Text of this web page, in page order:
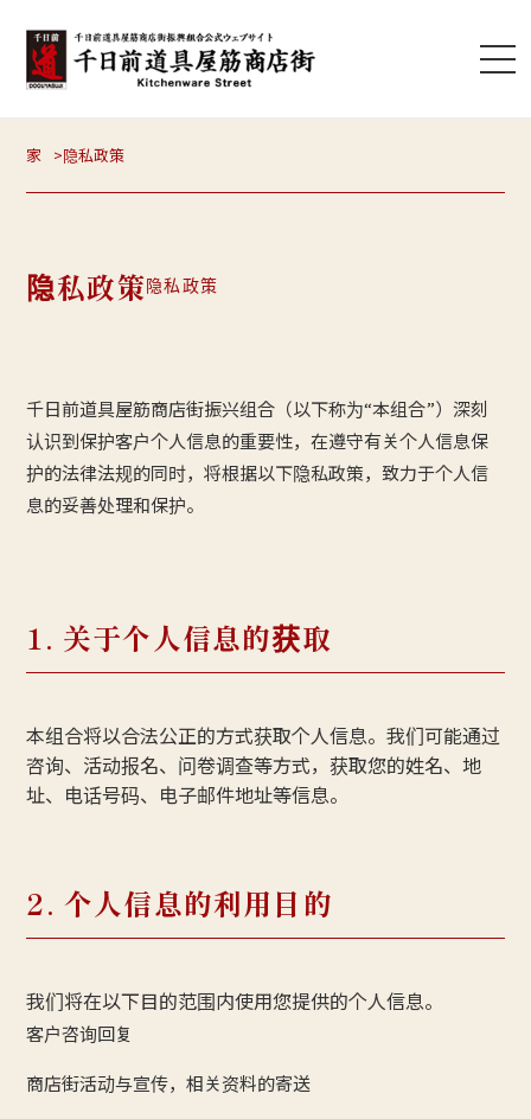
家 隐私政策
隐私政策 隐私政策
千日前道具屋筋商店街振兴组合（以下称为“本组合”）深刻
认识到保护客户个人信息的重要性，在遵守有关个人信息保
护的法律法规的同时，将根据以下隐私政策，致力于个人信
息的妥善处理和保护。
1. 关于个人信息的获取
本组合将以合法公正的方式获取个人信息。我们可能通过
咨询、活动报名、问卷调查等方式，获取您的姓名、地
址、电话号码、电子邮件地址等信息。
2. 个人信息的利用目的
我们将在以下目的范围内使用您提供的个人信息。
客户咨询回复
商店街活动与宣传，相关资料的寄送